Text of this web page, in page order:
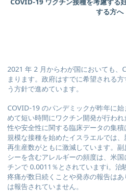
する⽅へ
2021 年 2 ⽉からわが国においても、
まります。政府はすでに希望される
う⽅針で進めています。
COVID-19 のパンデミックが昨年に
めて短い時間にワクチン開発が⾏わ
性や安全性に関する臨床データの集
規模な接種を始めたイスラエルでは
再⽣産数がともに激減しています。
シーを含むアレルギーの頻度は、⽶
チンで 0.0011％とされていますi。治
疼痛が数⽇続くことや発⾚の報告は
は報告されていません。